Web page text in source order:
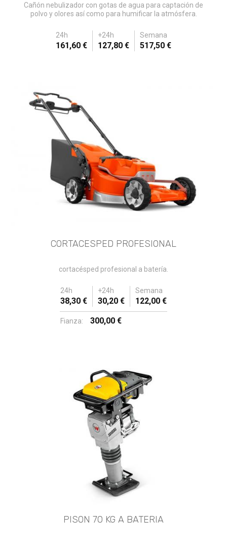
Cañón nebulizador con gotas de agua para captación de
polvo y olores así como para humificar la atmósfera.
24h +24h Semana
161,60 € 127,80 € 517,50 €
CORTACESPED PROFESIONAL
cortacésped profesional a batería.
24h +24h Semana
38,30 € 30,20 € 122,00 €
Fianza: 300,00 €
PISON 70 KG A BATERIA